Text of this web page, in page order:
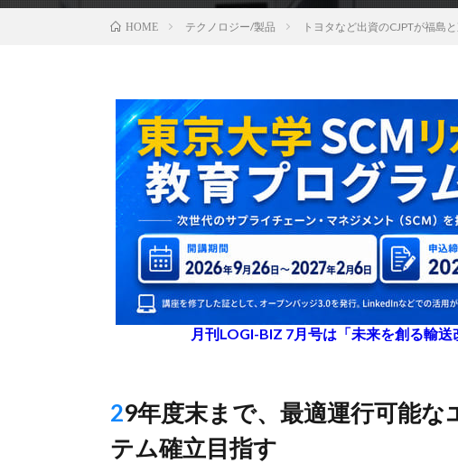
HOME テクノロジー/製品 トヨタなど出資のCJPTが福島
月刊LOGI-BIZ 7月号は「未来を創る輸
29年度末まで、最適運行可能なエネルギーマネジメントシス
テム確立目指す